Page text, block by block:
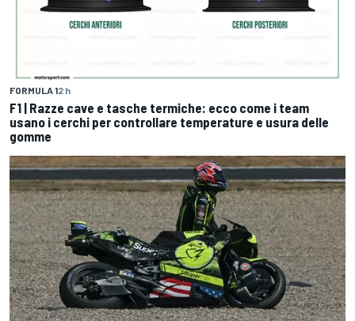
FORMULA 12 h
F1 | Razze cave e tasche termiche: ecco come i team
usano i cerchi per controllare temperature e usura delle
gomme